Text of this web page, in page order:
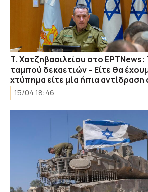
Τ. Χατζηβασιλείου στο ΕΡΤNews:
ταμπού δεκαετιών – Είτε θα
χτύπημα είτε μία ήπια
15/04 18:46